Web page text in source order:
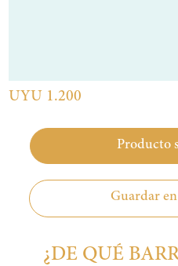
UYU 1.200
Producto
Guardar
¿DE QUÉ